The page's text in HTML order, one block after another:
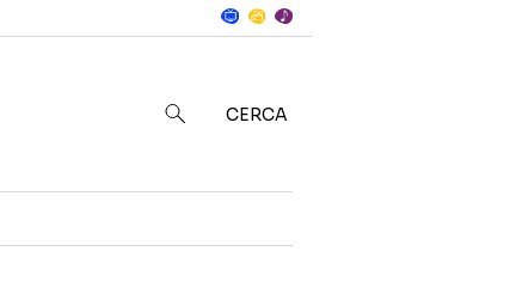
CERCA